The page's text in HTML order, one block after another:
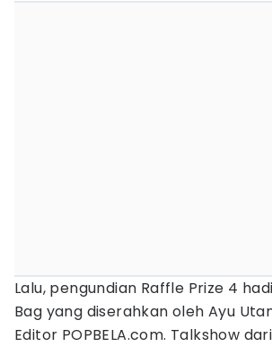
Lalu, pengundian Raffle Prize 4
Bag yang diserahkan oleh Ayu
Editor POPBELA.com. Talkshow